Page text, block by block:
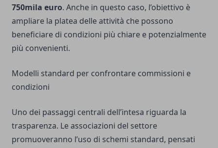
750mila euro. Anche in questo caso, l’obiettivo è
ampliare la platea delle attività che possono
beneficiare di condizioni più chiare e potenzialmente
più convenienti.
Modelli standard per confrontare commissioni e
condizioni
Uno dei passaggi centrali dell’intesa riguarda la
trasparenza. Le associazioni del settore
promuoveranno l’uso di schemi standard, pensati